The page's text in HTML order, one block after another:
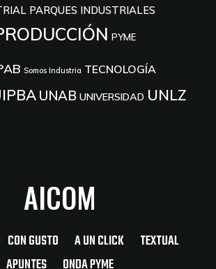
PARQUES INDUSTRIALES
PYME
Somos Industria TECNOLOGÍA
UNAB UNIVERSIDAD UNLZ
AICOM
CON GUSTO A UN CLICK
TEXTUAL